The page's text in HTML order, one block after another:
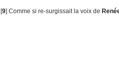
[9]Comme si re-surgissait la voix de